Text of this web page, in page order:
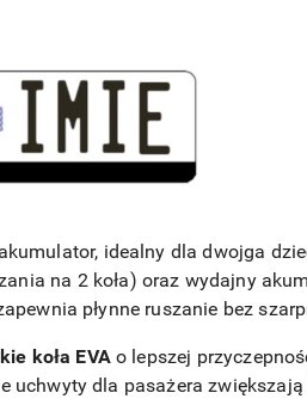
idealny dla dwojga
na 2 koła) oraz wydajny
płynne ruszanie bez
koła EVAo lepszej
dla pasażera